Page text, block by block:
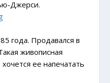
Джерси.
года. Продавался в
живописная
ее напечатать